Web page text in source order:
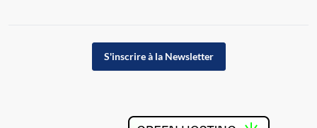
S'inscrire à la Newsletter